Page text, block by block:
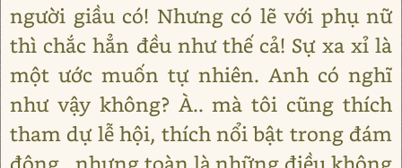
người giầu có! Nhưng có lẽ với phụ nữ
thì chắc hẳn đều như thế cả! Sự xa xỉ là
một ước muốn tự nhiên. Anh có nghĩ
như vậy không? À.. mà tôi cũng thích
tham dự lễ hội, thích nổi bật trong đám